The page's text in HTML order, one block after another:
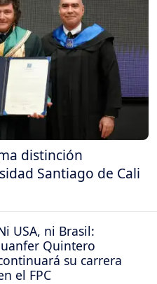
distinción
Santiago de Cali
USA, ni Brasil:
Quintero
su carrera
el FPC